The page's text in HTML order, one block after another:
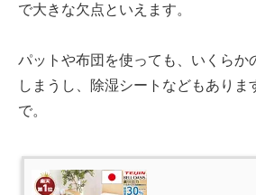
で大きな欠点といえます。
パットや布団を使っても、いくらか
しまうし、除湿シートなどもありま
で。